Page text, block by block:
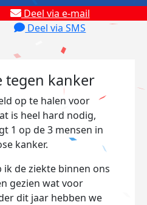
Deel via e-mail
Deel via SMS
tegen kanker
op te halen voor
is heel hard nodig,
1 op de 3 mensen in
kanker.
ik de ziekte binnen ons
gezien wat voor
dit jaar hebben we